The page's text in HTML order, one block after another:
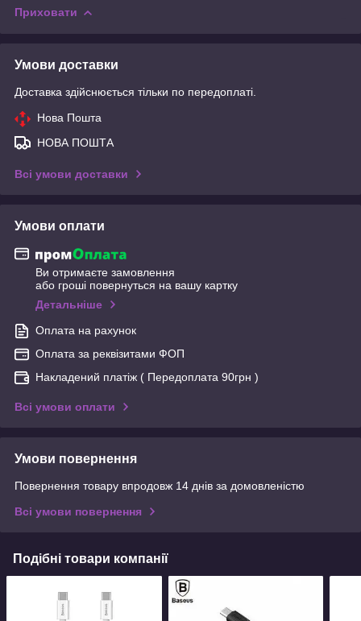
Приховати
Умови доставки
Доставка здійснюється тільки по передоплаті.
Нова Пошта
НОВА ПОШТА
Всі умови доставки
Умови оплати
Ви отримаєте замовлення
або гроші повернуться на вашу картку
Детальніше
Оплата на рахунок
Оплата за реквізитами ФОП
Накладений платіж ( Передоплата 90грн )
Всі умови оплати
Умови повернення
Повернення товару впродовж 14 днів за домовленістю
Всі умови повернення
Подібні товари компанії